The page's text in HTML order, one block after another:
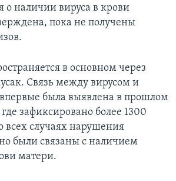
о наличии вируса в крови
пока не получены
в основном через
Связь между вирусом и
была выявлена в прошлом
зафиксировано более 1300
всех случаях нарушения
были связаны с наличием
матери.